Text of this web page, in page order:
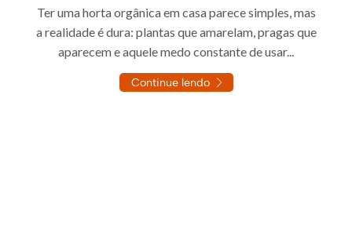
Ter uma horta orgânica em casa parece simples, mas
a realidade é dura: plantas que amarelam, pragas que
aparecem e aquele medo constante de usar...
Continue lendo